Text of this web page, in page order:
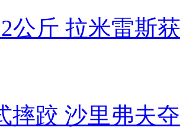
公斤 拉米雷斯
摔跤 沙里弗夫